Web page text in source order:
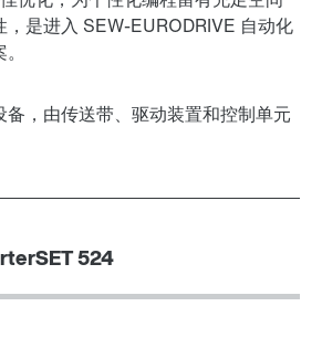
是进入 SEW-EURODRIVE 自动化
524